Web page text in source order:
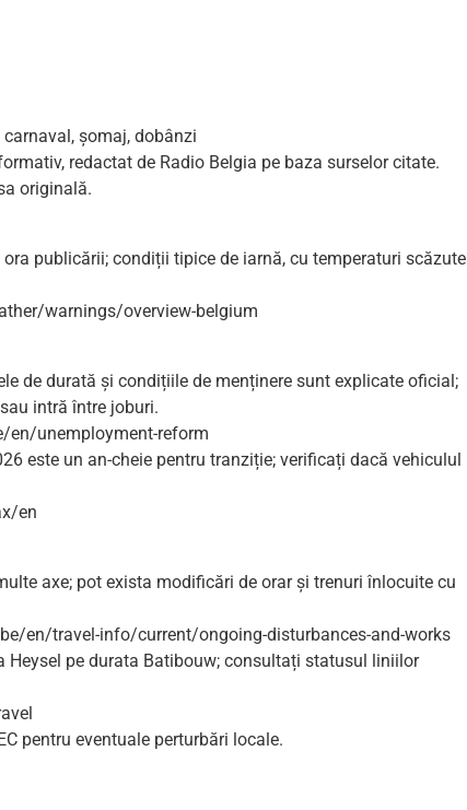
șomaj, dobânzi
redactat de Radio Belgia pe baza surselor citate.
originală.
publicării; condiții tipice de iarnă, cu temperaturi scăzute
warnings/overview-belgium
de durată și condițiile de menținere sunt explicate oficial;
intră între joburi.
en/unemployment-reform
este un an-cheie pentru tranziție; verificați dacă vehiculul
en
axe; pot exista modificări de orar și trenuri înlocuite cu
en/travel-info/current/ongoing-disturbances-and-works
Heysel pe durata Batibouw; consultați statusul liniilor
pentru eventuale perturbări locale.